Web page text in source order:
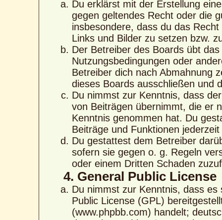
Du erklärst mit der Erstellung
gegen geltendes Recht oder die
insbesondere, dass du das
Links und Bilder zu setzen bzw.
Der Betreiber des Boards übt
Nutzungsbedingungen oder
Betreiber dich nach Abmahnung
dieses Boards ausschließen und
Du nimmst zur Kenntnis, dass
von Beiträgen übernimmt, die er
Kenntnis genommen hat. Du
Beiträge und Funktionen
Du gestattest dem Betreiber
sofern sie gegen o. g. Regeln
oder einem Dritten Schaden
4. General Public License
Du nimmst zur Kenntnis, dass
Public License (GPL)
(www.phpbb.com) handelt;